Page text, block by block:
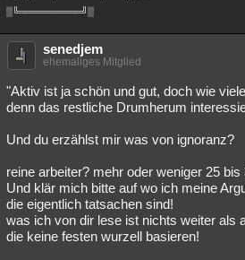
▒╚══════════╝▒
senedjem
ehemaliges Mitglied
"Aktiv ist ja schön und gut, doch wie
denn das restliche Drumherum
Und du erzählst mir was von ignoranz?
reine arbeiter? mehr oder weniger 25 bis
Und klär mich bitte auf wo ich meine
die eigentlich tatsachen sind!
was ich von dir lese ist nichts weiter als
die keine festen wurzell basieren!